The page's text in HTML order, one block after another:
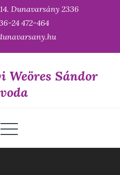
Dunavarsány 2336
24 472-464
Weöres Sándor